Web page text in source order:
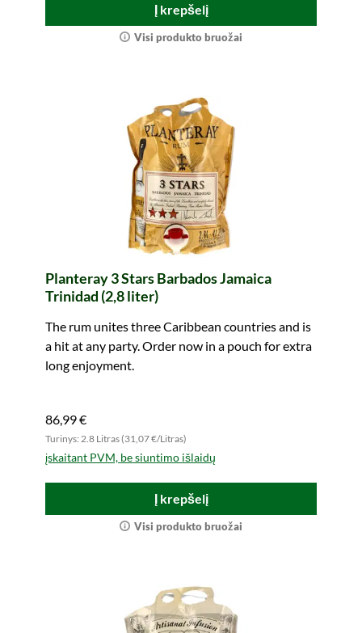
Į krepšelį
Visi produkto bruožai
Planteray 3 Stars Barbados Jamaica
Trinidad (2,8 liter)
The rum unites three Caribbean countries and is
a hit at any party. Order now in a pouch for extra
long enjoyment.
86,99 €
Turinys: 2.8 Litras (31,07 €/Litras)
įskaitant PVM, be siuntimo išlaidų
Į krepšelį
Visi produkto bruožai